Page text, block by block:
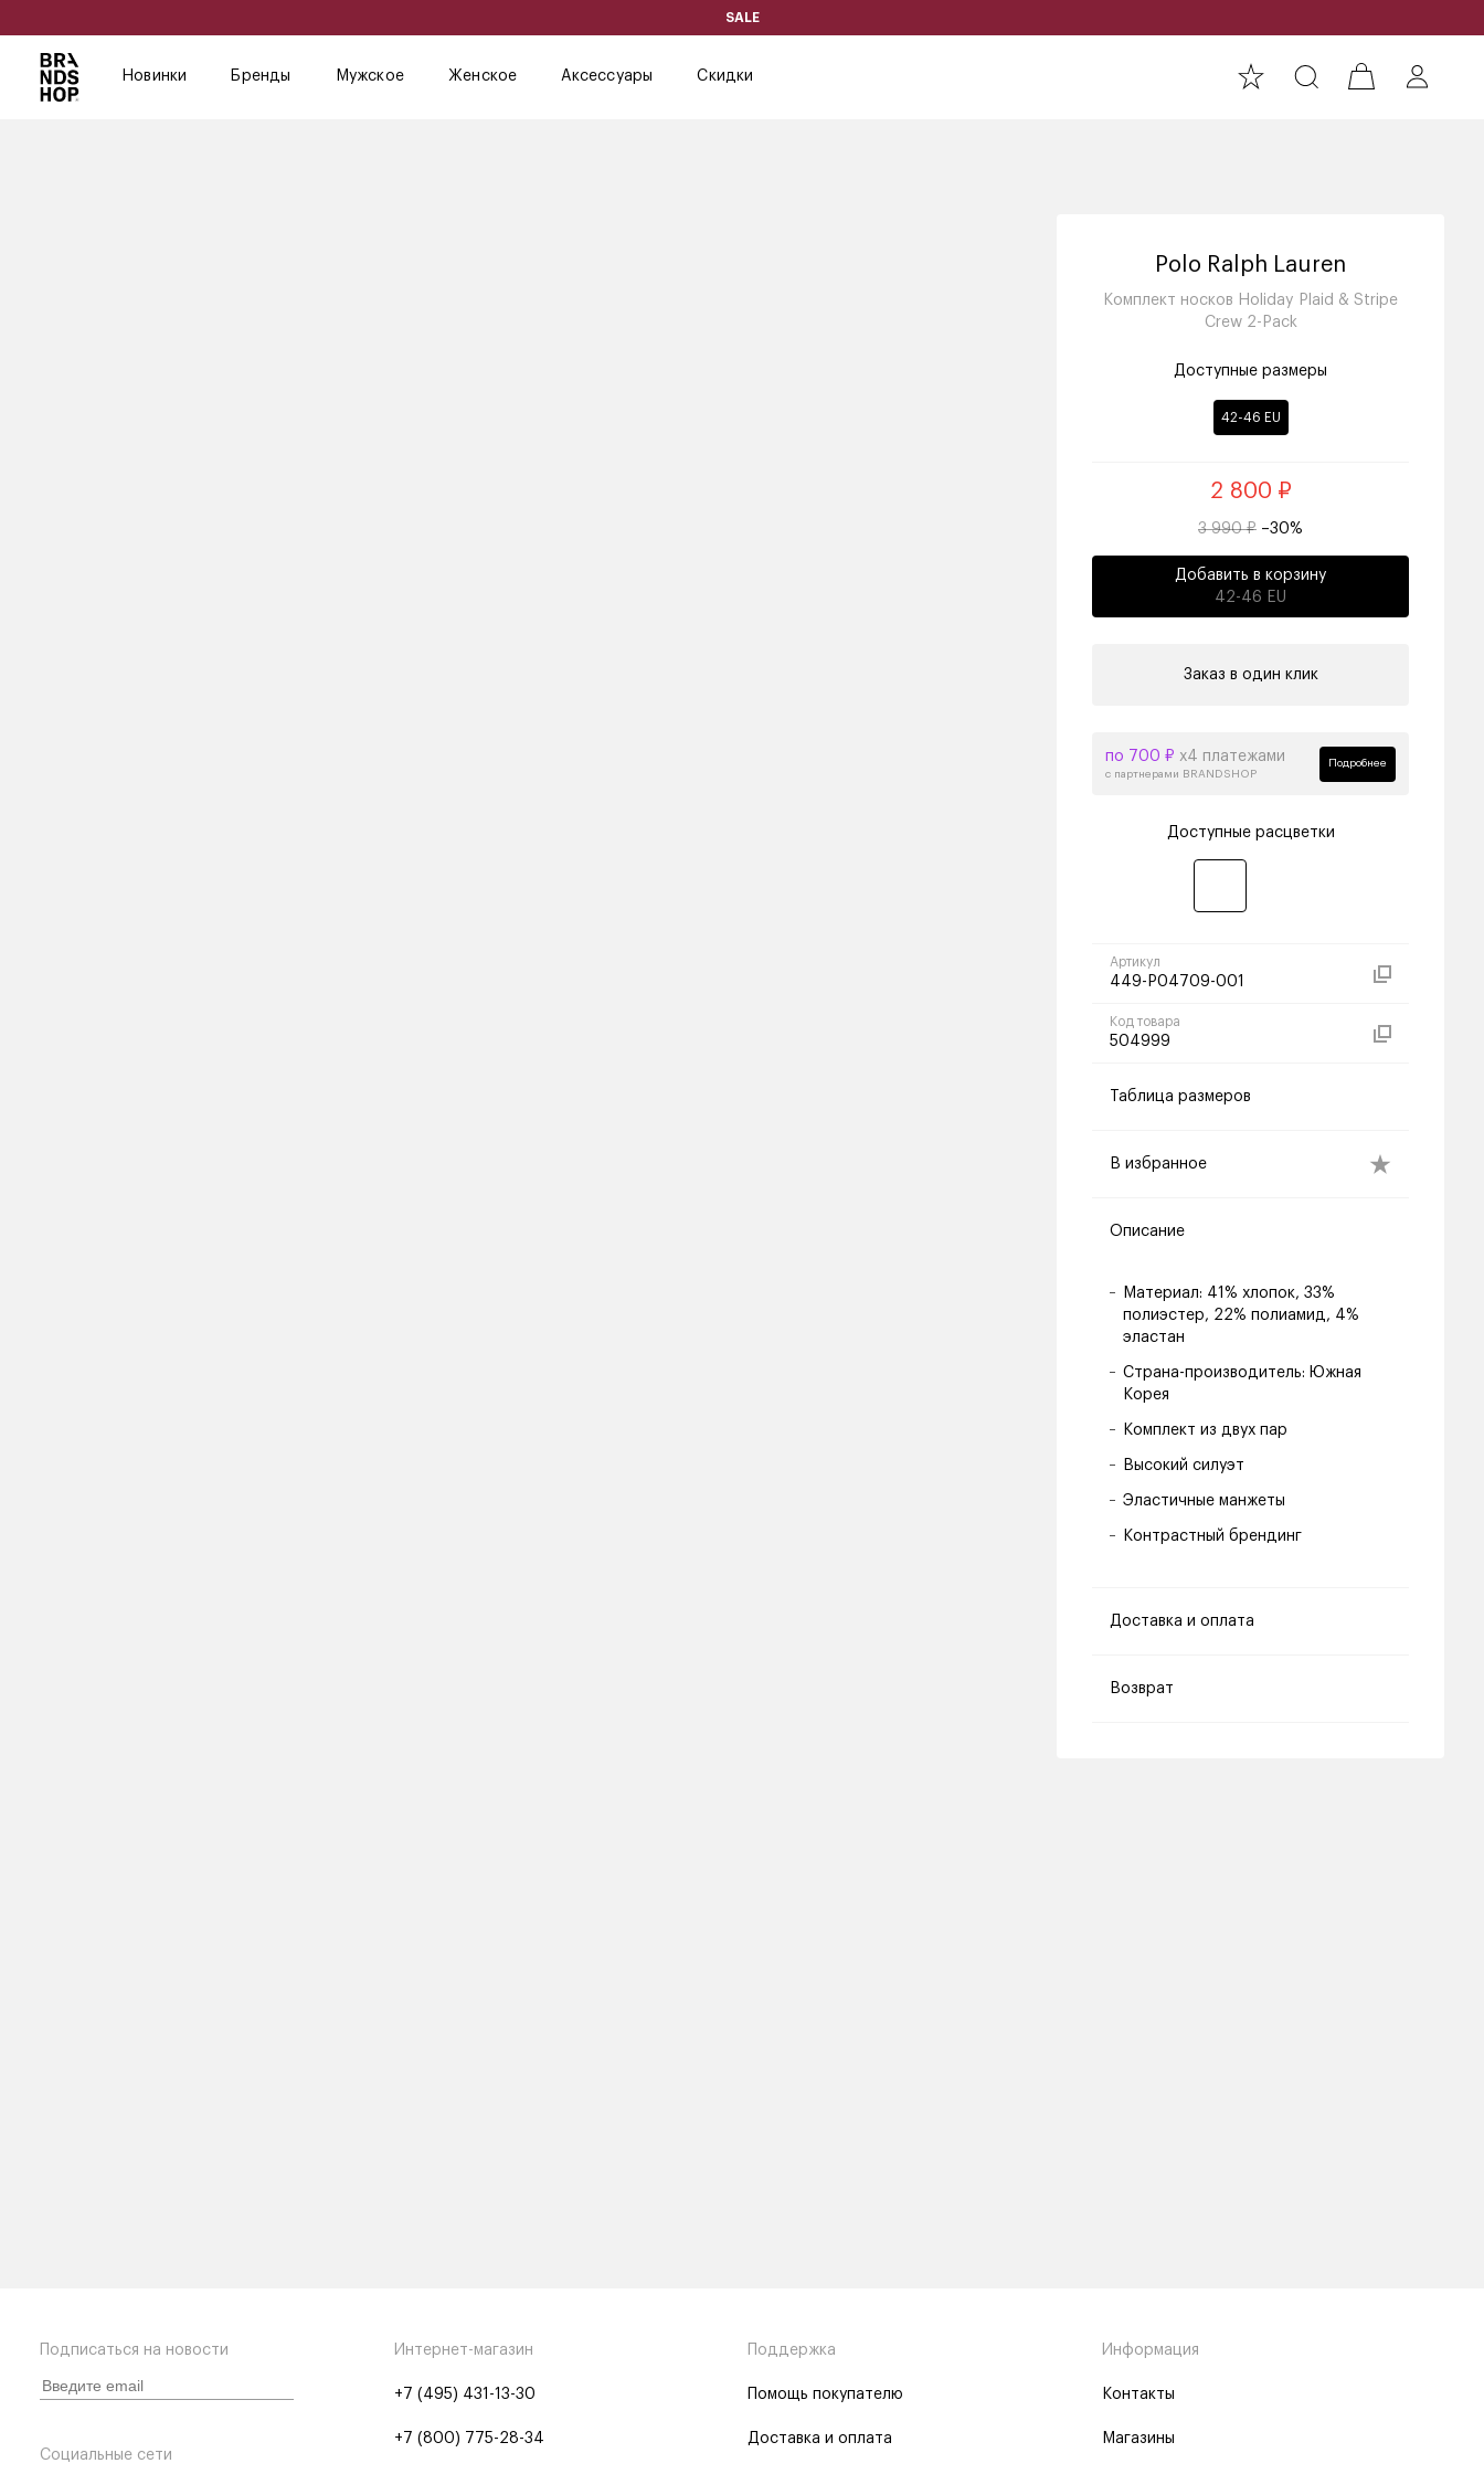
SALE
Новинки Бренды Мужское Женское Аксессуары Скидки
Polo Ralph Lauren
Комплект носков Holiday Plaid & Stripe
Crew 2-Pack
Доступные размеры
42-46 EU
2 800 ₽
3 990 ₽ –30%
Добавить в корзину
42-46 EU
Заказ в один клик
по 700 ₽ х4 платежами
с партнерами BRANDSHOP
Подробнее
Доступные расцветки
Артикул
449-P04709-001
Код товара
504999
Таблица размеров
В избранное
Описание
Материал: 41% хлопок, 33%
полиэстер, 22% полиамид, 4%
эластан
Страна-производитель: Южная
Корея
Комплект из двух пар
Высокий силуэт
Эластичные манжеты
Контрастный брендинг
Доставка и оплата
Возврат
Подписаться на новости
Социальные сети
Интернет-магазин
+7 (495) 431-13-30
+7 (800) 775-28-34
Поддержка
Помощь покупателю
Доставка и оплата
Информация
Контакты
Магазины